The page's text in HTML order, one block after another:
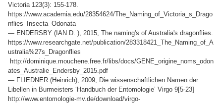
Victoria 123(3): 155-178.
https://www.academia.edu/28354624/The_Naming_of_Victoria_s_Drago
nflies_Insecta_Odonata_
— ENDERSBY (IAN D. ), 2015, The naming's of Australia's dragonflies.
https://www.researchgate.net/publication/283318421_The_Naming_of_A
ustralia%27s_Dragonflies
http://dominique.mouchene.free.fr/libs/docs/GENE_origine_noms_odon
ates_Australie_Endersby_2015.pdf
— FLIEDNER (Heinrich), 2009, Die wissenschaftlichen Namen der
Libellen in Burmeisters ‘Handbuch der Entomologie’ Virgo 9[5-23]
http://www.entomologie-mv.de/download/virgo-